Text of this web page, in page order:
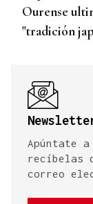
Ourense
"tradición
Apúntate
recíbelas
correo